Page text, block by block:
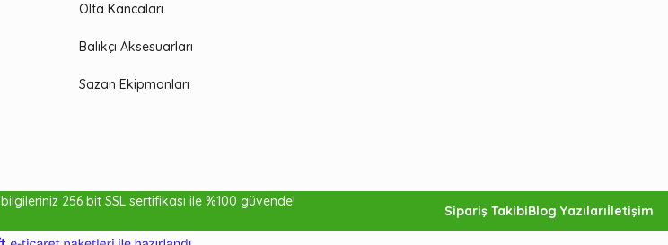
₺10,00 Sepete Ekle
Olta Kancaları
Balıkçı Aksesuarları
Sazan Ekipmanları
bilgileriniz 256 bit SSL sertifikası ile %100 güvende!
Sipariş TakibiBlog Yazılarıİletişim